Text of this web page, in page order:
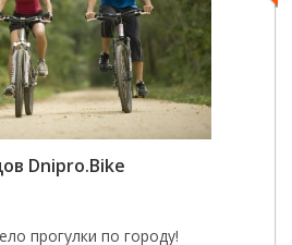
Dnipro.Bike
прогулки по городу!